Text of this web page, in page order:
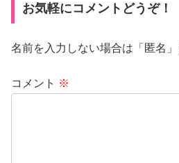
お気軽にコメントどうぞ！
名前を入力しない場合は「匿名
コメント ※